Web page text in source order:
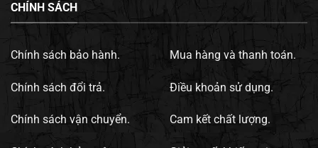
CHÍNH SÁCH
Chính sách bảo hành.
Chính sách đổi trả.
Chính sách vận chuyển.
Mua hàng và thanh toán.
Điều khoản sử dụng.
Cam kết chất lượng.